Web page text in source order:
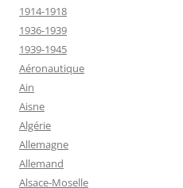
1914-1918
1936-1939
1939-1945
Aéronautique
Ain
Aisne
Algérie
Allemagne
Allemand
Alsace-Moselle